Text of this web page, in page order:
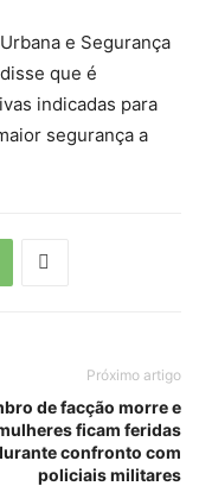
e Segurança
que é
indicadas para
segurança a
Próximo artigo
de facção morre e
ficam feridas
confronto com
policiais militares